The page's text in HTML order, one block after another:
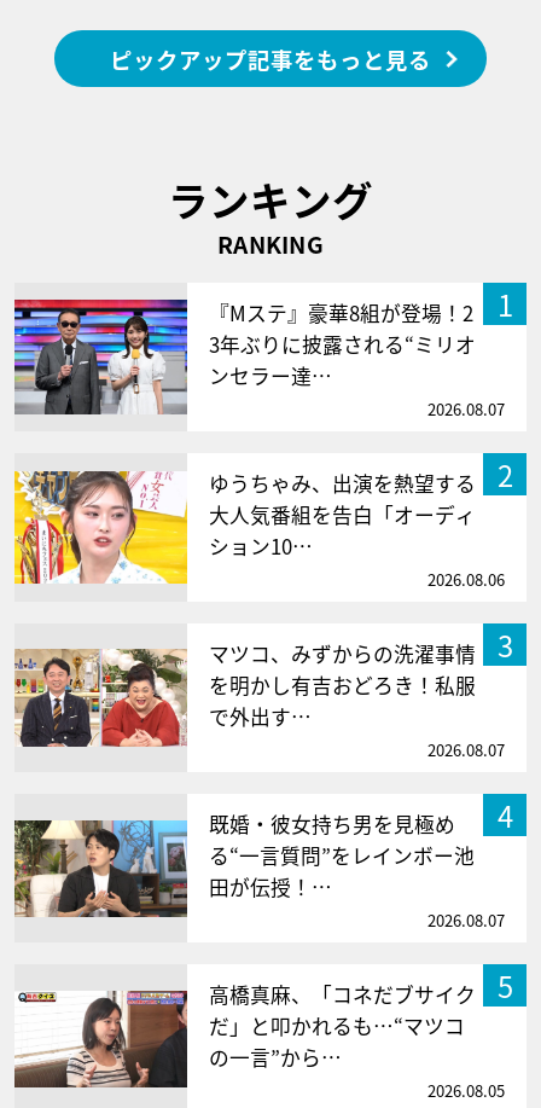
ピックアップ記事をもっと見る
ランキング
RANKING
1
『Mステ』豪華8組が登場！2
3年ぶりに披露される“ミリオ
ンセラー達…
2026.08.07
2
ゆうちゃみ、出演を熱望する
大人気番組を告白「オーディ
ション10…
2026.08.06
3
マツコ、みずからの洗濯事情
を明かし有吉おどろき！私服
で外出す…
2026.08.07
4
既婚・彼女持ち男を見極め
る“一言質問”をレインボー池
田が伝授！…
2026.08.07
5
高橋真麻、「コネだブサイク
だ」と叩かれるも…“マツコ
の一言”から…
2026.08.05